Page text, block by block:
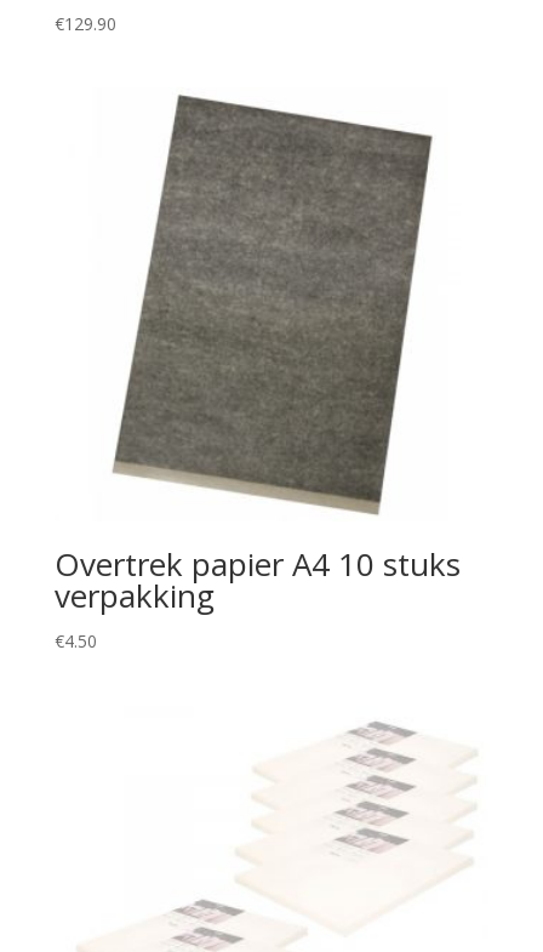
€129.90
Overtrek papier A4 10 stuks
verpakking
€4.50